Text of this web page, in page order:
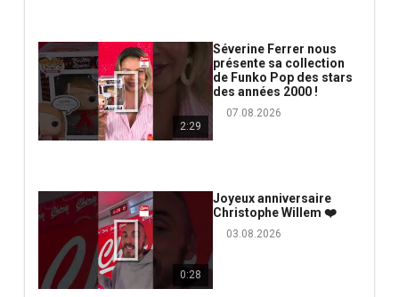
2:29
Séverine Ferrer nous
présente sa collection
de Funko Pop des stars
des années 2000 !
07.08.2026
0:28
Joyeux anniversaire
Christophe Willem ❤️
03.08.2026